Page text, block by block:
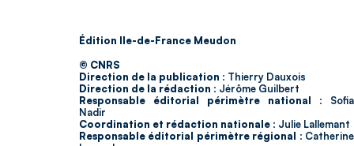
Édition Ile-de-France Meudon
© CNRS
Direction de la publication : Thierry Dauxois
Direction de la rédaction : Jérôme Guilbert
Responsable éditorial périmètre national : Sofia
Nadir
Coordination et rédaction nationale : Julie Lallemant
Responsable éditorial périmètre régional : Catherine